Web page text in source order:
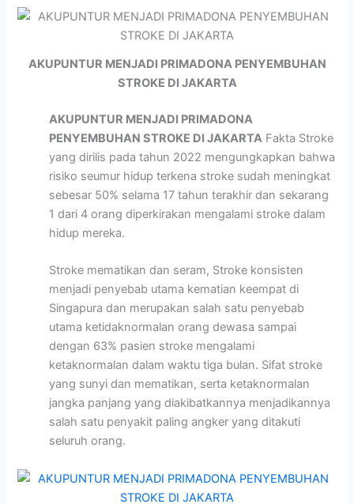
AKUPUNTUR MENJADI PRIMADONA PENYEMBUHAN
STROKE DI JAKARTA
AKUPUNTUR MENJADI PRIMADONA
PENYEMBUHAN STROKE DI JAKARTA Fakta Stroke
yang dirilis pada tahun 2022 mengungkapkan bahwa
risiko seumur hidup terkena stroke sudah meningkat
sebesar 50% selama 17 tahun terakhir dan sekarang
1 dari 4 orang diperkirakan mengalami stroke dalam
hidup mereka.
Stroke mematikan dan seram, Stroke konsisten
menjadi penyebab utama kematian keempat di
Singapura dan merupakan salah satu penyebab
utama ketidaknormalan orang dewasa sampai
dengan 63% pasien stroke mengalami
ketaknormalan dalam waktu tiga bulan. Sifat stroke
yang sunyi dan mematikan, serta ketaknormalan
jangka panjang yang diakibatkannya menjadikannya
salah satu penyakit paling angker yang ditakuti
seluruh orang.